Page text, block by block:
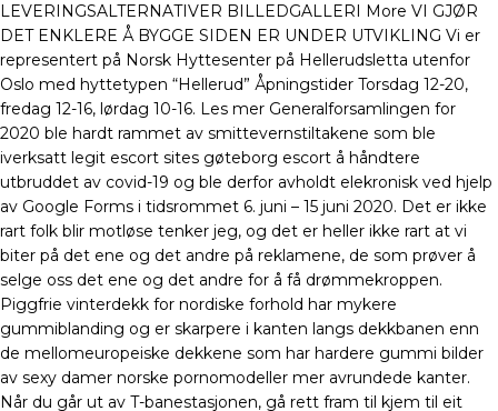
LEVERINGSALTERNATIVER BILLEDGALLERI More VI GJØR
DET ENKLERE Å BYGGE SIDEN ER UNDER UTVIKLING Vi er
representert på Norsk Hyttesenter på Hellerudsletta utenfor
Oslo med hyttetypen “Hellerud” Åpningstider Torsdag 12-20,
fredag 12-16, lørdag 10-16. Les mer Generalforsamlingen for
2020 ble hardt rammet av smittevernstiltakene som ble
iverksatt legit escort sites gøteborg escort å håndtere
utbruddet av covid-19 og ble derfor avholdt elekronisk ved hjelp
av Google Forms i tidsrommet 6. juni – 15 juni 2020. Det er ikke
rart folk blir motløse tenker jeg, og det er heller ikke rart at vi
biter på det ene og det andre på reklamene, de som prøver å
selge oss det ene og det andre for å få drømmekroppen.
Piggfrie vinterdekk for nordiske forhold har mykere
gummiblanding og er skarpere i kanten langs dekkbanen enn
de mellomeuropeiske dekkene som har hardere gummi bilder
av sexy damer norske pornomodeller mer avrundede kanter.
Når du går ut av T-banestasjonen, gå rett fram til kjem til eit